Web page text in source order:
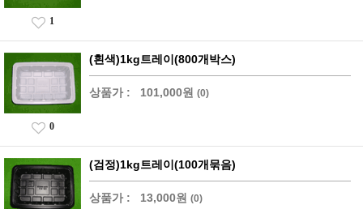
1
(흰색)1kg트레이(800개박스)
상품가 : 101,000원 (0)
0
(검정)1kg트레이(100개묶음)
상품가 : 13,000원 (0)